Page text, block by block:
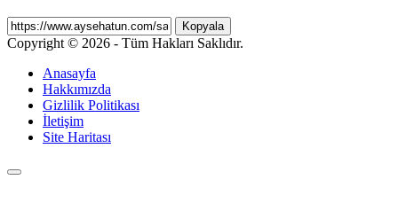
Kopyala
Copyright © 2026 - Tüm Hakları Saklıdır.
Anasayfa
Hakkımızda
Gizlilik Politikası
İletişim
Site Haritası